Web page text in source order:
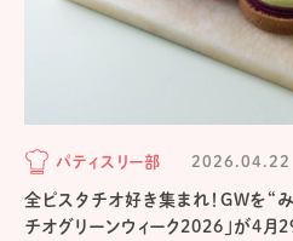
パティスリー部 2026.04.22
全ピスタチオ好き集まれ！GWを“
チオグリーンウィーク2026」が4月